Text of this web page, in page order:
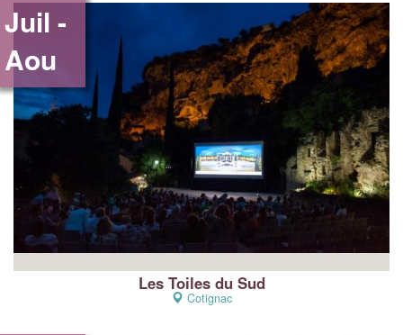
Les Toiles du Sud
Cotignac
Juil -
Aou